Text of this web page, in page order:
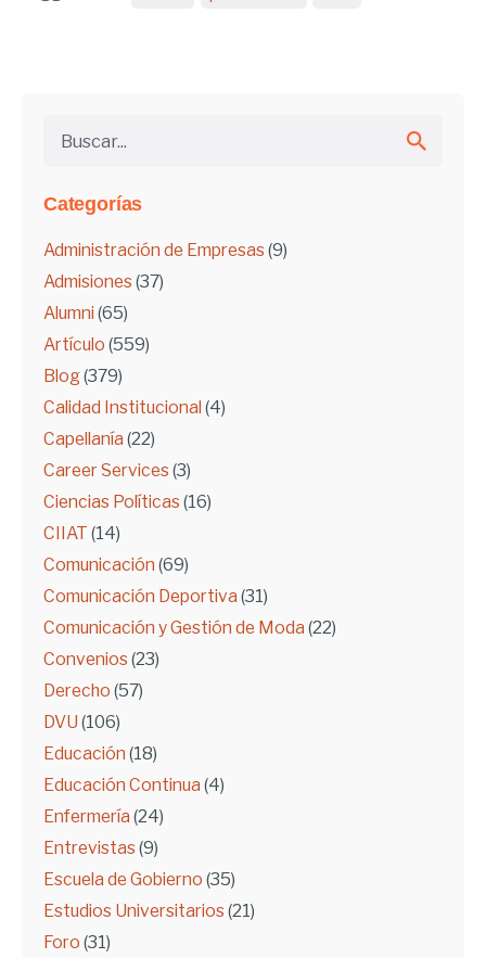
Categorías
Administración de Empresas (9)
Admisiones (37)
Alumni (65)
Artículo (559)
Blog(379)
Calidad Institucional (4)
Capellanía (22)
Career Services (3)
Ciencias Políticas (16)
CIIAT (14)
Comunicación (69)
Comunicación Deportiva (31)
Comunicación y Gestión de Moda (22)
Convenios (23)
Derecho (57)
DVU (106)
Educación (18)
Educación Continua (4)
Enfermería (24)
Entrevistas (9)
Escuela de Gobierno (35)
Estudios Universitarios (21)
Foro (31)